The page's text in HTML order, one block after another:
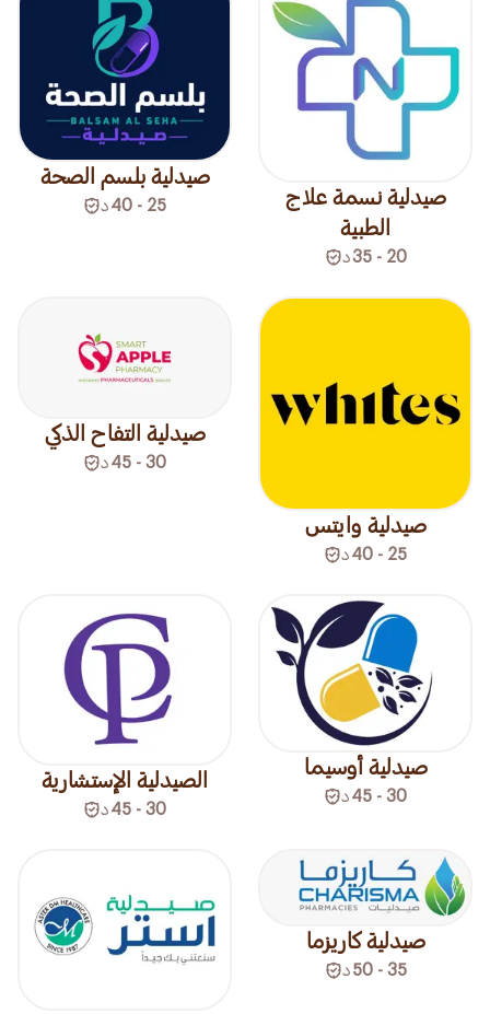
صيدلية نسمة علاج
الطبية
20 - 35 د
صيدلية بلسم الصحة
25 - 40 د
صيدلية وايتس
25 - 40 د
صيدلية التفاح الذكي
30 - 45 د
صيدلية أوسيما
30 - 45 د
الصيدلية الإستشارية
30 - 45 د
صيدلية كاريزما
35 - 50 د